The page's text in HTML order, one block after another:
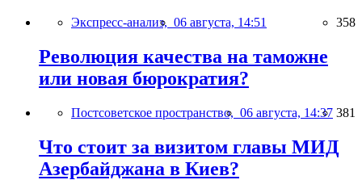
Экспресс-анализ, 06 августа, 14:51 358
Революция качества на таможне
или новая бюрократия?
Постсоветское пространство, 06 августа, 14:37 381
Что стоит за визитом главы МИД
Азербайджана в Киев?